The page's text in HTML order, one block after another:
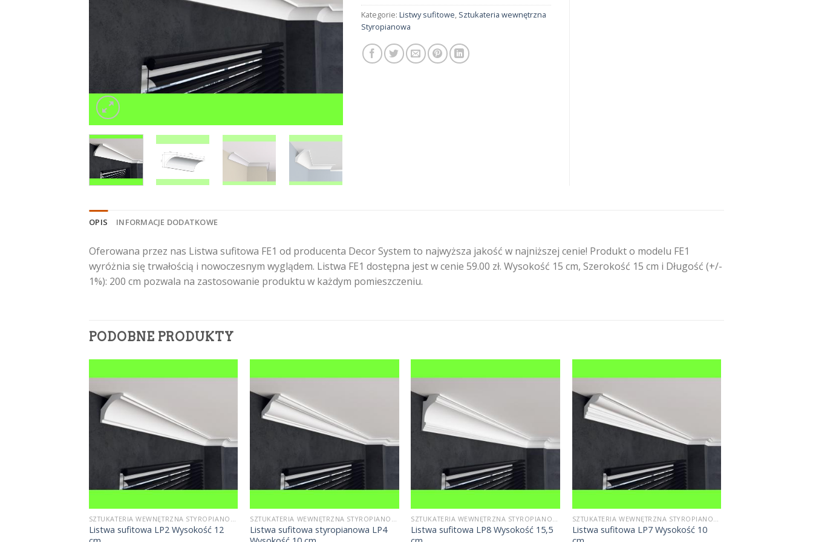
Kategorie: Listwy sufitowe, Sztukateria wewnętrzna
Styropianowa
OPIS INFORMACJE DODATKOWE
Oferowana przez nas Listwa sufitowa FE1 od producenta Decor System to najwyższa jakość w najniższej cenie! Produkt o modelu FE1
wyróżnia się trwałością i nowoczesnym wyglądem. Listwa FE1 dostępna jest w cenie 59.00 zł. Wysokość 15 cm, Szerokość 15 cm i Długość (+/-
1%): 200 cm pozwala na zastosowanie produktu w każdym pomieszczeniu.
PODOBNE PRODUKTY
SZTUKATERIA WEWNĘTRZNA STYROPIANOWA
Listwa sufitowa LP2 Wysokość 12
SZTUKATERIA WEWNĘTRZNA STYROPIANOWA
Listwa sufitowa styropianowa LP4
SZTUKATERIA WEWNĘTRZNA STYROPIANOWA
Listwa sufitowa LP8 Wysokość 15,5
SZTUKATERIA WEWNĘTRZNA STYROPIANOWA
Listwa sufitowa LP7 Wysokość 10